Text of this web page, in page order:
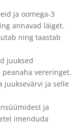
ja oomega-3
annavad läiget.
ning taastab
juuksed
vereringet.
juuksevärvi ja selle
ja
imenduda